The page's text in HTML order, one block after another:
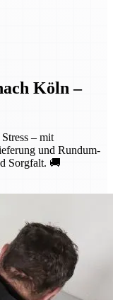
Köln –
– mit
und Rundum-
Sorgfalt. 🚚